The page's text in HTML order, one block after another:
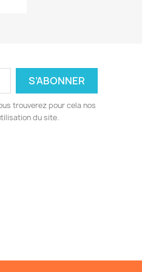
trouverez pour cela nos
du site.